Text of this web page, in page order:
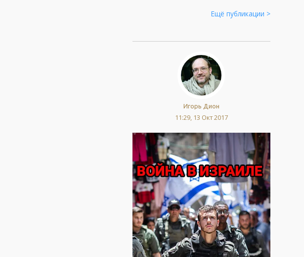
Ещё публикации >
Игорь Дион
11:29, 13 Окт 2017